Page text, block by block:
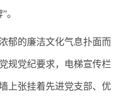
。
的廉洁文化气息扑面而
规党纪要求，电梯宣传栏
上张挂着先进党支部、优